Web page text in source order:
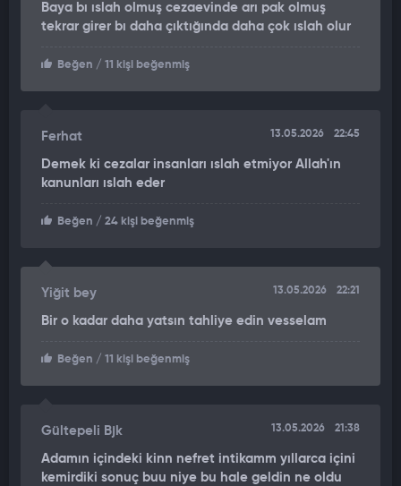
Baya bı ıslah olmuş cezaevinde arı pak olmuş
tekrar girer bı daha çıktığında daha çok ıslah olur
Beğen / 11 kişi beğenmiş
Ferhat 13.05.2026 22:45
Demek ki cezalar insanları ıslah etmiyor Allah'ın
kanunları ıslah eder
Beğen / 24 kişi beğenmiş
Yiğit bey 13.05.2026 22:21
Bir o kadar daha yatsın tahliye edin vesselam
Beğen / 11 kişi beğenmiş
Gültepeli Bjk 13.05.2026 21:38
Adamın içindeki kinn nefret intikamm yıllarca içini
kemirdiki sonuç buu niye bu hale geldin ne oldu